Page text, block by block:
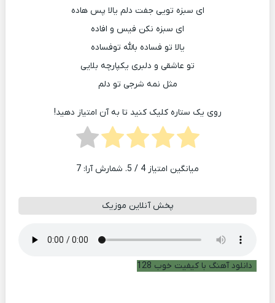
ای سبزه تویی جفت دلم یالا پس هاده
ای سبزه نکن فیس و افاده
یالا تو فساده بالله توفساده
تو عاشقی و دلبری یکپارچه بلایی
مثل نمه شرجی تو دلم
روی یک ستاره کلیک کنید تا به آن امتیاز دهید!
میانگین امتیاز 4 / 5. شمارش آرا: 7
پخش آنلاین موزیک
دانلود آهنگ با کیفیت خوب 128